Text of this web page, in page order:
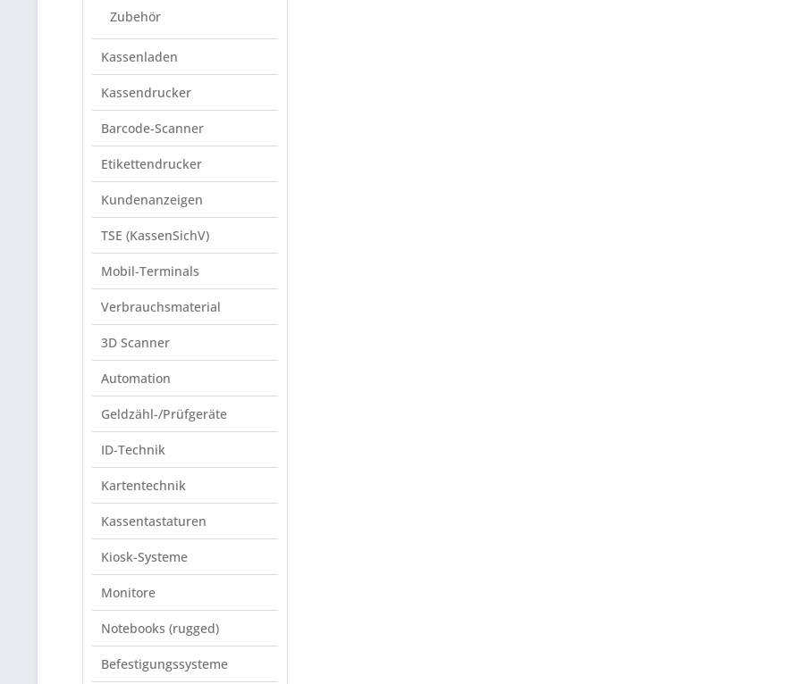
Zubehör
Kassenladen
Kassendrucker
Barcode-Scanner
Etikettendrucker
Kundenanzeigen
TSE (KassenSichV)
Mobil-Terminals
Verbrauchsmaterial
3D Scanner
Automation
Geldzähl-/Prüfgeräte
ID-Technik
Kartentechnik
Kassentastaturen
Kiosk-Systeme
Monitore
Notebooks (rugged)
Befestigungssysteme